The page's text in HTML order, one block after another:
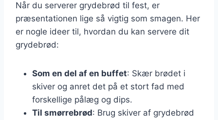
Når du serverer grydebrød til fest, er
præsentationen lige så vigtig som smagen. Her
er nogle ideer til, hvordan du kan servere dit
grydebrød:
Som en del af en buffet: Skær brødet i
skiver og anret det på et stort fad med
forskellige pålæg og dips.
Til smørrebrød: Brug skiver af grydebrød